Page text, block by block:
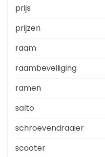
prijs
prijzen
raam
raambeveiliging
ramen
salto
schroevendraaier
scooter